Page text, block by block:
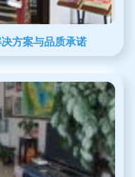
方案与品质承诺